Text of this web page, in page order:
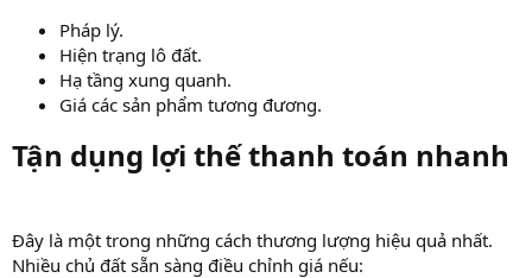
Pháp lý.
Hiện trạng lô đất.
Hạ tầng xung quanh.
Giá các sản phẩm tương đương.
Tận dụng lợi thế thanh toán nhanh​
Đây là một trong những cách thương lượng hiệu quả nhất.
Nhiều chủ đất sẵn sàng điều chỉnh giá nếu: